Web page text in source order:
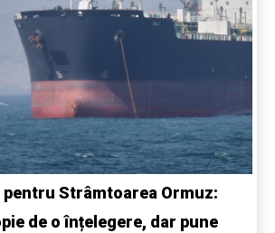
Strâmtoarea Ormuz:
de o înțelegere, dar pune